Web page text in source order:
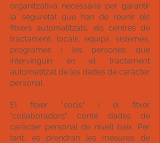
organitzativa necessària per garantir
la seguretat que han de reunir els
fitxers automatitzats, els centres de
tractament, locals, equips, sistemes,
programes i les persones que
intervinguin en el tractament
automatitzat de les dades de caràcter
personal.
El fitxer "socis" i el fitxer
"col·laboradors" conté dades de
caràcter personal de nivell baix. Per
tant, es prendran les mesures de